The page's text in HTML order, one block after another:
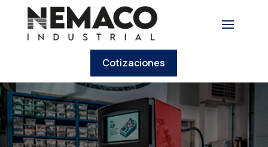
Cotizaciones